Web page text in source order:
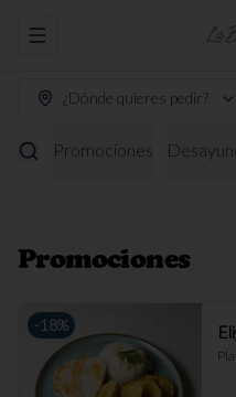
Abrir menu de navegación
¿Dónde quieres pedir?
Promociones
Promociones
-18%